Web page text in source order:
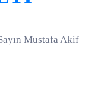
Mustafa Akif